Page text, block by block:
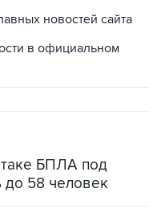
новостей сайта
в официальном
БПЛА под
до 58 человек